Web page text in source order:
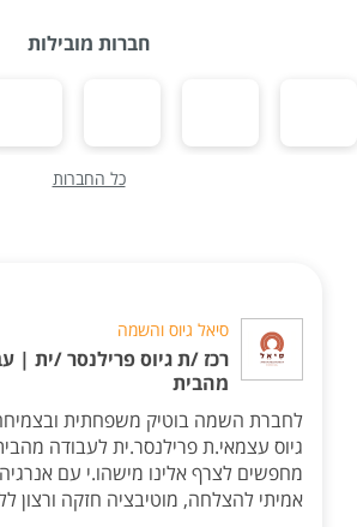
חברות מובילות
כל החברות
סיאל גיוס והשמה
רכז /ת גיוס פרילנסר /ית |
מהבית
לחברת השמה בוטיק משפחתית
גיוס עצמאי.ת פרילנסר.ית לעבודה
מחפשים לצרף אלינו מישהו.י עם
אמיתי להצלחה, מוטיבציה חזקה ורצון